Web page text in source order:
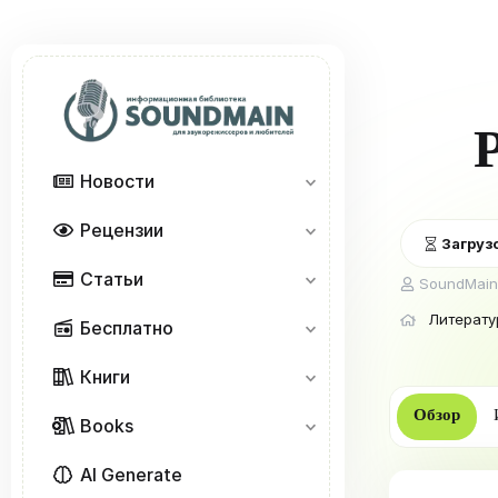
Новости
Рецензии
Статьи
Бесплатно
Книги
Books
AI Generate
А
SoundMain
Обзор